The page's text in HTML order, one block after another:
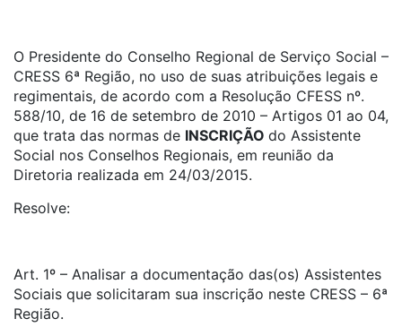
O Presidente do Conselho Regional de Serviço Social –
CRESS 6ª Região, no uso de suas atribuições legais e
regimentais, de acordo com a Resolução CFESS nº.
588/10, de 16 de setembro de 2010 – Artigos 01 ao 04,
que trata das normas de INSCRIÇÃO do Assistente
Social nos Conselhos Regionais, em reunião da
Diretoria realizada em 24/03/2015.
Resolve:
Art. 1º – Analisar a documentação das(os) Assistentes
Sociais que solicitaram sua inscrição neste CRESS – 6ª
Região.